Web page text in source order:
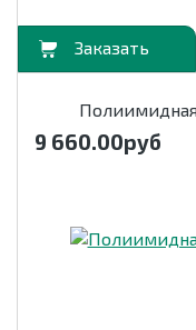
9 660.00руб